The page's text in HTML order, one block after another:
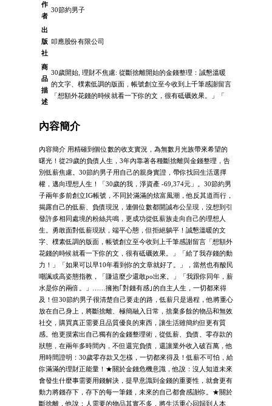
作
者
30節約男子
出
版
社
叩應股份有限公司
商
品
描
述
30歲開始, 理財不焦慮: 從斷捨離開始的金錢整理：誠懇溫暖
的文字、樸素低調的版面，帳號創立至今收到上千筆感謝留言
「想額外花錢的時候就看一下你的文，很有砥礪效果。」「
內容簡介
內容簡介 用精確到個位數的收支實況，為無數月光族帶來希望的
曙光！從29歲的負債人生，3年內靠著各種斷捨離與金錢整理，告
別低薪焦慮。30節約男子用自己的親身實證，帶你找回生活選擇
權，邁向理想人生！「30歲的我，淨資產 -69,374元」。30節約男
子兩年多前創立IG帳號，不同於滿滿的炫富風潮，他反其道而行，
揭露自己的低薪、負債現況，連個位數都開誠布公呈現，沒想到引
發許多相同處境的粉絲共鳴，更成功從低薪族走向自己的理想人
生。勇敢面對低薪現狀，端平心態，但拒絕躺平！誠懇溫暖的文
字、樸素低調的版面，帳號創立至今收到上千筆感謝留言「想額外
花錢的時候就看一下你的文，很有砥礪效果。」「給了我存錢的動
力！」「如果可以早10年看到你的文章就好了。」，當然也有酸民
嘲諷或高姿態指教，「賺這麼少還敢po出來。」「我跟你同年，薪
水是你的兩倍。」……擁抱｢對錢有感｣的自主人生，一切都來得
及！但30節約男子很清楚自己要走的路，低薪只是過程，他將重心
放在自己身上，將斷捨離、極簡融入日常，捨棄多餘的物品和無效
社交，購買真正需要且品質優良的東西，讓生活雖簡約但更有質
感。他更摸索出自己獨有的金錢整理術，從低薪、負債、零存款的
狀態，在兩年多時間內，不但還完負債，還讓業外收入破百萬，他
用時間證明：30歲零存款又怎樣，一切都來得及！低薪不可怕，給
你滿滿的理財正能量！★關於金錢危機意識，他說：沒人知道未來
會發生什麼事需要用錢解決，提早意識到金錢的重要性，就會更有
動力將錢存下，存下的每一筆錢，未來的自己都會感謝你。★關於
斷捨離，他說：人需要的物品其實不多，將生活重心回歸到人本